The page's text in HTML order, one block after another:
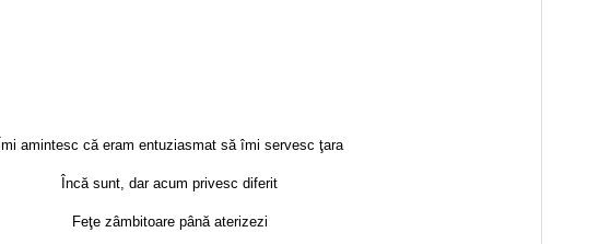
Îmi amintesc că eram entuziasmat să îmi servesc ţara
Încă sunt, dar acum privesc diferit
Feţe zâmbitoare până aterizezi